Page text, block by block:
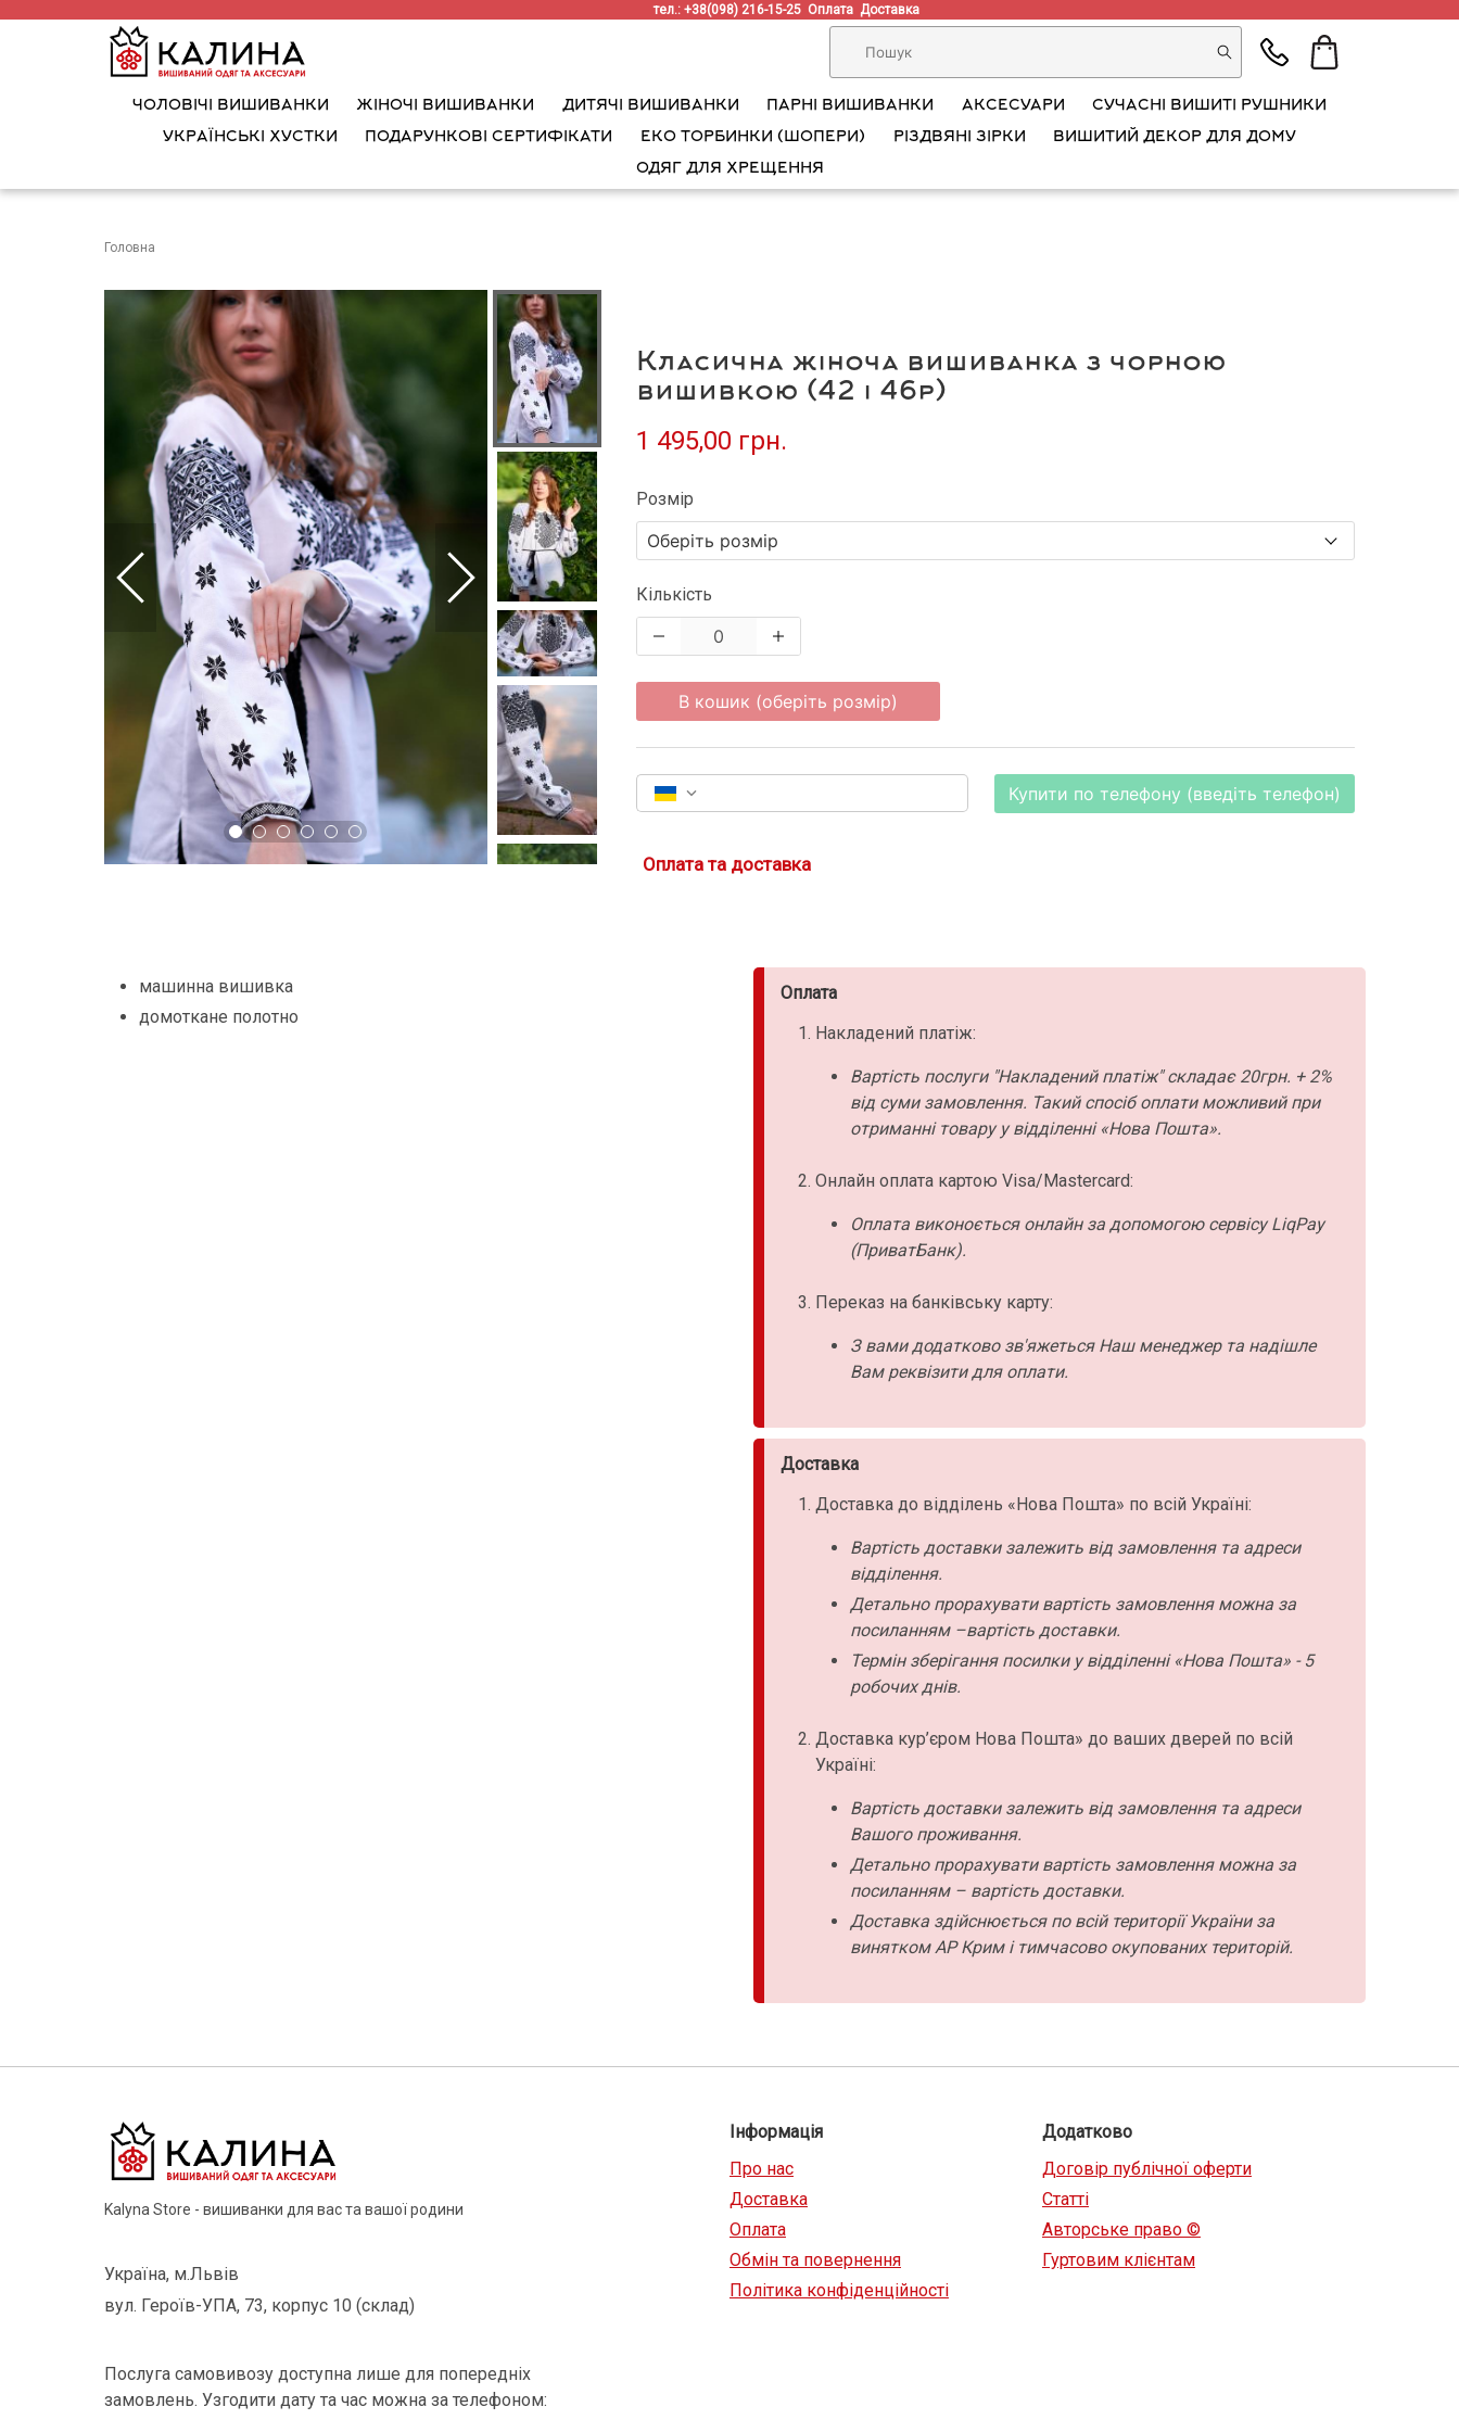
тел.: +38(098) 216-15-25 Оплата Доставка
ЧОЛОВІЧІ ВИШИВАНКИ ЖІНОЧІ ВИШИВАНКИ ДИТЯЧІ ВИШИВАНКИ ПАРНІ ВИШИВАНКИ АКСЕСУАРИ
СУЧАСНІ ВИШИТІ РУШНИКИ
УКРАЇНСЬКІ ХУСТКИ
ПОДАРУНКОВІ СЕРТИФІКАТИ ЕКО ТОРБИНКИ (ШОПЕРИ) РІЗДВЯНІ ЗІРКИ
ВИШИТИЙ ДЕКОР ДЛЯ ДОМУ
ОДЯГ ДЛЯ ХРЕЩЕННЯ
Головна
Класична жіноча вишиванка з чорною
вишивкою (42 і 46р)
1 495,00 грн.
Розмір
Кількість
В кошик (оберіть розмір)
Купити по телефону (введіть телефон)
Оплата та доставка
машинна вишивка
домоткане полотно
Оплата
Накладений платіж:
Вартість послуги "Накладений платіж" складає 20грн. + 2%
від суми замовлення. Такий спосіб оплати можливий при
отриманні товару у відділенні «Нова Пошта».
Онлайн оплата картою Visa/Mastercard:
Оплата виконоється онлайн за допомогою сервісу LiqPay
(ПриватБанк).
Переказ на банківську карту:
З вами додатково зв'яжеться Наш менеджер та надішле
Вам реквізити для оплати.
Доставка
Доставка до відділень «Нова Пошта» по всій Україні:
Вартість доставки залежить від замовлення та адреси
відділення.
Детально прорахувати вартість замовлення можна за
посиланням –вартість доставки.
Термін зберігання посилки у відділенні «Нова Пошта» - 5
робочих днів.
Доставка кур’єром Нова Пошта» до ваших дверей по всій
Україні:
Вартість доставки залежить від замовлення та адреси
Вашого проживання.
Детально прорахувати вартість замовлення можна за
посиланням – вартість доставки.
Доставка здійснюється по всій території України за
винятком АР Крим і тимчасово окупованих територій.
Kalyna Store - вишиванки для вас та вашої родини
Україна, м.Львів
вул. Героїв-УПА, 73, корпус 10 (склад)
Послуга самовивозу доступна лише для попередніх
замовлень. Узгодити дату та час можна за телефоном:
Інформація
Про нас
Доставка
Оплата
Обмін та повернення
Політика конфіденційності
Додатково
Договір публічної оферти
Статті
Авторське право ©
Гуртовим клієнтам